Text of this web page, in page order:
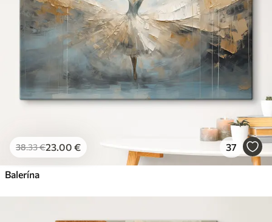
38.33€23.00 € 37
Balerína